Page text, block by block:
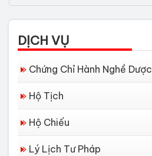
DỊCH VỤ
Chứng Chỉ Hành Nghề Dược
Hộ Tịch
Hộ Chiếu
Lý Lịch Tư Pháp